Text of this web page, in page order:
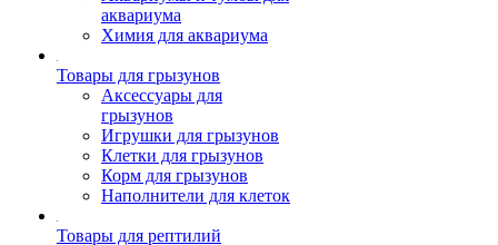
аквариума
Химия для аквариума
Товары для грызунов
Аксессуары для
грызунов
Игрушки для грызунов
Клетки для грызунов
Корм для грызунов
Наполнители для клеток
Товары для рептилий